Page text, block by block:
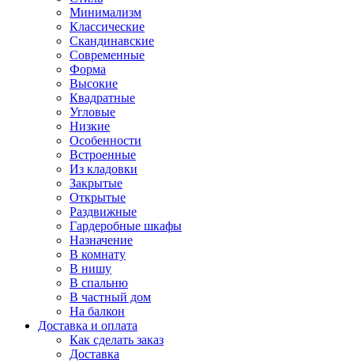
Минимализм
Классические
Скандинавские
Современные
Форма
Высокие
Квадратные
Угловые
Низкие
Особенности
Встроенные
Из кладовки
Закрытые
Открытые
Раздвижные
Гардеробные шкафы
Назначение
В комнату
В нишу
В спальню
В частный дом
На балкон
Доставка и оплата
Как сделать заказ
Доставка